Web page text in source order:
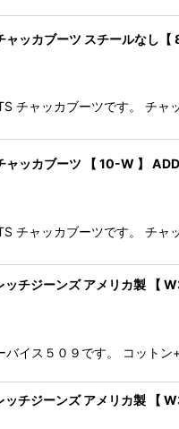
ッカブーツ スチールなし
チャッカブーツです。 チ
ッカブーツ 【 10-W 】
チャッカブーツです。 チ
チジーンズ アメリカ製 【
イス５０９です。 コット
チジーンズ アメリカ製 【